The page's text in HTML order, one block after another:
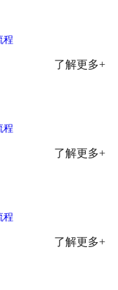
了解更多+
了解更多+
了解更多+